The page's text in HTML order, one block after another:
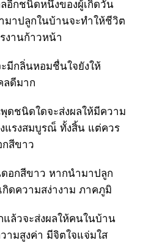
อีกชนิดหนึ่งของผู้เกิดวัน
มาปลูกในบ้านจะทำให้ชีวิต
รงานก้าวหน้า
มีกลิ่นหอมชื่นใจยังให้
ลดีมาก
ดชนิดใดจะส่งผลให้มีความ
แรงสมบูรณ็ ทั้งสิ้น แต่ควร
สีขาว
ดอกสีขาว หากนำมาปลูก
กิดความสง่างาม ภาคภูมิ
ล้วจะส่งผลให้คนในบ้าน
มสูงค่า มีจิตใจแจ่มใส